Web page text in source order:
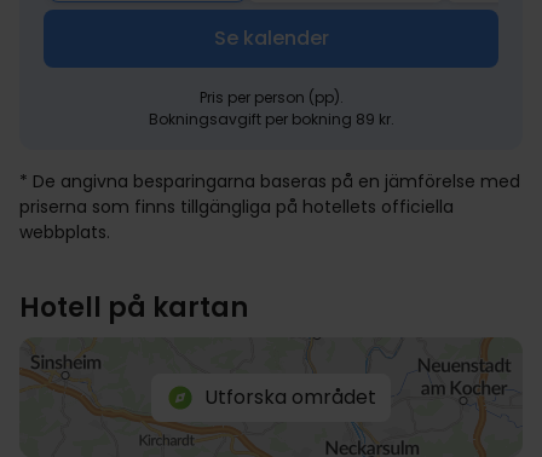
Se kalender
Pris per person (pp).
Bokningsavgift per bokning 89 kr.
* De angivna besparingarna baseras på en jämförelse med
priserna som finns tillgängliga på hotellets officiella
webbplats.
Hotell på kartan
Utforska området